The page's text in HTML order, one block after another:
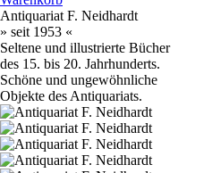
Antiquariat F. Neidhardt
» seit 1953 «
Seltene und illustrierte Bücher
des 15. bis 20. Jahrhunderts.
Schöne und ungewöhnliche
Objekte des Antiquariats.